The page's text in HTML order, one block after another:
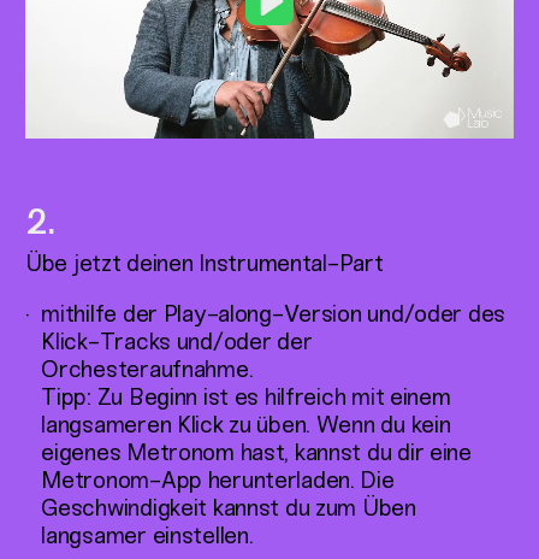
Play
Übe jetzt deinen Instrumental-Part
mithilfe der Play-along-Version und/oder des
Klick-Tracks und/oder der
Orchesteraufnahme.
Tipp: Zu Beginn ist es hilfreich mit einem
langsameren Klick zu üben. Wenn du kein
eigenes Metronom hast, kannst du dir eine
Metronom-App herunterladen. Die
Geschwindigkeit kannst du zum Üben
langsamer einstellen.